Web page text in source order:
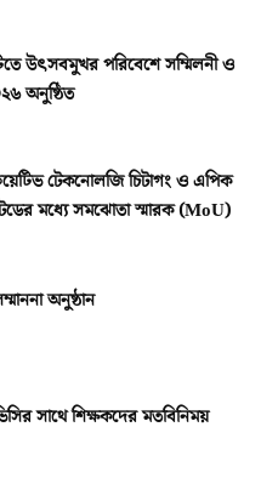
উৎসবমুখর পরিবেশে সম্মিলনী ও
অনুষ্ঠিত
টেকনোলজি চিটাগং ও এপিক
মধ্যে সমঝোতা স্মারক (MoU)
অনুষ্ঠান
সাথে শিক্ষকদের মতবিনিময়